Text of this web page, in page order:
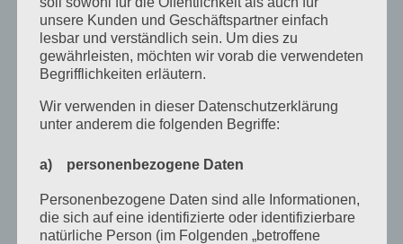
Oktober 2022
September 2022
August 2022
Juli 2022
April 2022
Februar 2022
Januar 2022
unsere Kunden und Geschäftspartner einfach
lesbar und verständlich sein. Um dies zu
gewährleisten, möchten wir vorab die verwendeten
Begrifflichkeiten erläutern.
Wir verwenden in dieser Datenschutzerklärung
unter anderem die folgenden Begriffe:
a) personenbezogene Daten
Personenbezogene Daten sind alle Informationen,
die sich auf eine identifizierte oder identifizierbare
natürliche Person (im Folgenden „betroffene